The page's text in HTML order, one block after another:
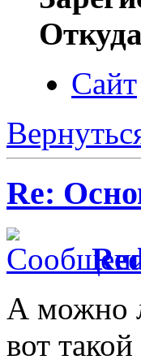
Сайт
Re:
А можно
вот